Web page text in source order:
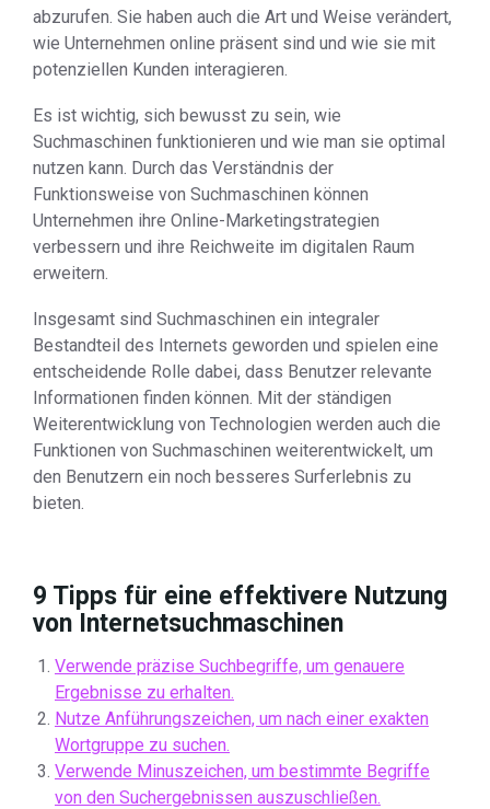
abzurufen. Sie haben auch die Art und Weise verändert,
wie Unternehmen online präsent sind und wie sie mit
potenziellen Kunden interagieren.
Es ist wichtig, sich bewusst zu sein, wie
Suchmaschinen funktionieren und wie man sie optimal
nutzen kann. Durch das Verständnis der
Funktionsweise von Suchmaschinen können
Unternehmen ihre Online-Marketingstrategien
verbessern und ihre Reichweite im digitalen Raum
erweitern.
Insgesamt sind Suchmaschinen ein integraler
Bestandteil des Internets geworden und spielen eine
entscheidende Rolle dabei, dass Benutzer relevante
Informationen finden können. Mit der ständigen
Weiterentwicklung von Technologien werden auch die
Funktionen von Suchmaschinen weiterentwickelt, um
den Benutzern ein noch besseres Surferlebnis zu
bieten.
9 Tipps für eine effektivere Nutzung
von Internetsuchmaschinen
Verwende präzise Suchbegriffe, um genauere
Ergebnisse zu erhalten.
Nutze Anführungszeichen, um nach einer exakten
Wortgruppe zu suchen.
Verwende Minuszeichen, um bestimmte Begriffe
von den Suchergebnissen auszuschließen.